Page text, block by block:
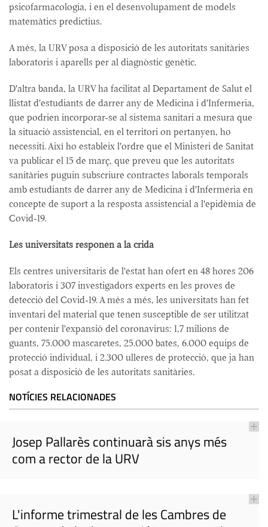
psicofarmacologia, i en el desenvolupament de models
matemàtics predictius.
A més, la URV posa a disposició de les autoritats sanitàries
laboratoris i aparells per al diagnòstic genètic.
D'altra banda, la URV ha facilitat al Departament de Salut el
llistat d'estudiants de darrer any de Medicina i d'Infermeria,
que podrien incorporar-se al sistema sanitari a mesura que
la situació assistencial, en el territori on pertanyen, ho
necessiti. Així ho estableix l'ordre que el Ministeri de Sanitat
va publicar el 15 de març, que preveu que les autoritats
sanitàries puguin subscriure contractes laborals temporals
amb estudiants de darrer any de Medicina i d'Infermeria en
concepte de suport a la resposta assistencial a l'epidèmia de
Covid-19.
Les universitats responen a la crida
Els centres universitaris de l'estat han ofert en 48 hores 206
laboratoris i 307 investigadors experts en les proves de
detecció del Covid-19. A més a més, les universitats han fet
inventari del material que tenen susceptible de ser utilitzat
per contenir l'expansió del coronavirus: 1,7 milions de
guants, 75.000 mascaretes, 25.000 bates, 6.000 equips de
protecció individual, i 2.300 ulleres de protecció, que ja han
posat a disposició de les autoritats sanitàries.
NOTÍCIES RELACIONADES
Josep Pallarès continuarà sis anys més
com a rector de la URV
L'informe trimestral de les Cambres de